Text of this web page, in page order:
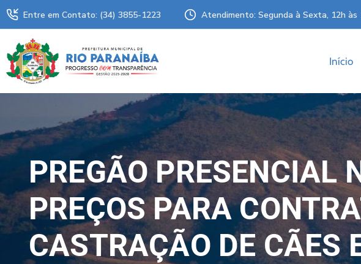
Entre em Contato: (34) 3855-1223 Atendimento: Segunda à Sexta, 12h às
Início
PREGÃO PRESENCIAL
PREÇOS PARA
CASTRAÇÃO DE CÃES